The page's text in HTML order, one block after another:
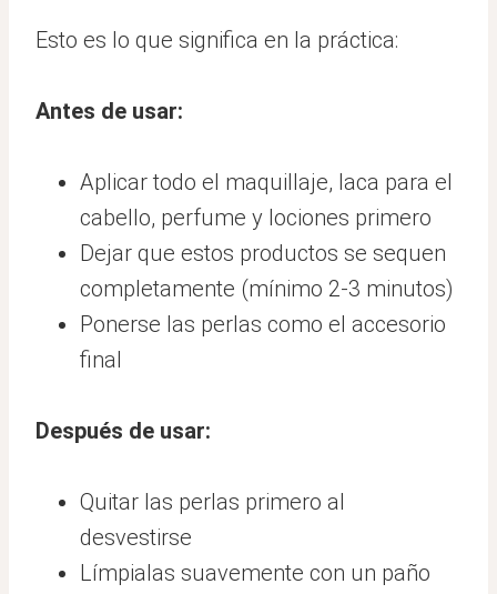
Esto es lo que significa en la práctica:
Antes de usar:
Aplicar todo el maquillaje, laca para el
cabello, perfume y lociones primero
Dejar que estos productos se sequen
completamente (mínimo 2-3 minutos)
Ponerse las perlas como el accesorio
final
Después de usar:
Quitar las perlas primero al
desvestirse
Límpialas suavemente con un paño